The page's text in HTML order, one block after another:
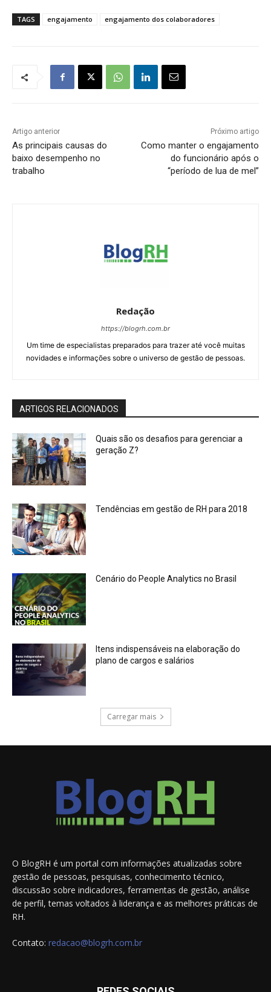
TAGS engajamento engajamento dos colaboradores
Artigo anterior
As principais causas do
baixo desempenho no
trabalho
Próximo artigo
Como manter o engajamento
do funcionário após o
“período de lua de mel”
Redação
https://blogrh.com.br
Um time de especialistas preparados para trazer até você muitas
novidades e informações sobre o universo de gestão de pessoas.
ARTIGOS RELACIONADOS
Quais são os desafios para gerenciar a
geração Z?
Tendências em gestão de RH para 2018
Cenário do People Analytics no Brasil
Itens indispensáveis na elaboração do
plano de cargos e salários
Carregar mais
O BlogRH é um portal com informações atualizadas sobre
gestão de pessoas, pesquisas, conhecimento técnico,
discussão sobre indicadores, ferramentas de gestão, análise
de perfil, temas voltados à liderança e as melhores práticas de
RH.
Contato: redacao@blogrh.com.br